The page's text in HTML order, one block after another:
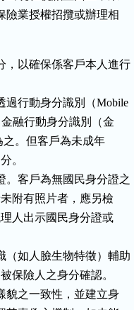
險業授權招攬或辦理相
，以確保係客戶本人進行
過行動身分識別（Mobile
金融行動身分識別（金
之。但客戶為未成年
。
。客戶為無國民身分證之
未附有照片者，應另檢
理人出示國民身分證或
（如人臉生物特徵）輔助
保險人之身分確認。
貌之一致性，並建立身